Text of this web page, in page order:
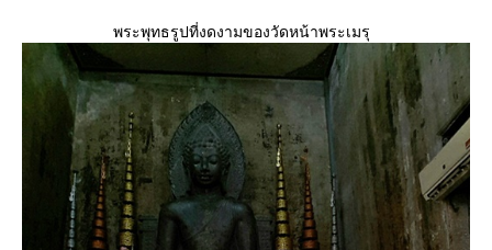
พระพุทธรูปที่งดงามของวัดหน้าพระเมรุ